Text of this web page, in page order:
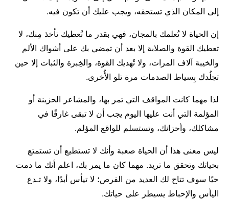
إلى المكان الذي تستحقه، ويجب عليك أن تكون فيه.
إن الحياة لا تُعلمك بالمجان، فهي بقدر ما تُعطيك تأخذ مِنك، لا
تعطيك القوة والصلابة إلا بعد أن تمضي بك على أشواك الألم
والخيبة آلاف المرات، ولا تُهديك القوة، والخِبرة والثبات إلا حين
تجلُدك بِسياط الصدمات مرة تلو الأُخرى.
لذا مهما كانت المواقف التي تمر بها، والمشاعر الحزينة أو
المؤلمة التي أنت عليها اليوم يجب أن لا تبقى غارقًا في
مشاكلك، وأحزانك، وتستسلم للواقع المؤلم.
ليس معنى هذا أن الحياة صعبة وأنك لا تستطيع أن تستمتع
بحياتك وتحقق ما تريد. مهما كان ما يمر بك، اعلم أنك ما دمت
حيًا سوف تتاح لك العديد من الفرص؛ لا تيأس أبدًا، ولا تـدع
اليأس والإحباط يسيطر على حياتك.